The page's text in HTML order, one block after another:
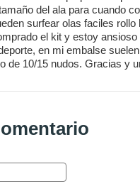
del ala para cuando
surfear olas faciles rollo
en mi embalse
de 10/15 nudos. Gracias y